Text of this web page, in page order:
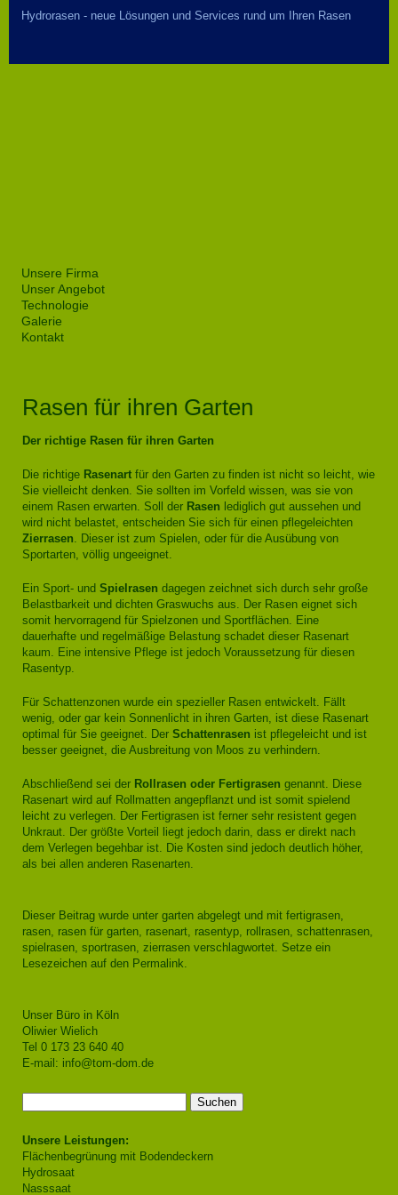
Hydrorasen - neue Lösungen und Services rund um Ihren Rasen
Unsere Firma
Unser Angebot
Technologie
Galerie
Kontakt
Rasen für ihren Garten
Der richtige Rasen für ihren Garten
Die richtige Rasenart für den Garten zu finden ist nicht so leicht, wie
Sie vielleicht denken. Sie sollten im Vorfeld wissen, was sie von
einem Rasen erwarten. Soll der Rasen lediglich gut aussehen und
wird nicht belastet, entscheiden Sie sich für einen pflegeleichten
Zierrasen. Dieser ist zum Spielen, oder für die Ausübung von
Sportarten, völlig ungeeignet.
Ein Sport- und Spielrasen dagegen zeichnet sich durch sehr große
Belastbarkeit und dichten Graswuchs aus. Der Rasen eignet sich
somit hervorragend für Spielzonen und Sportflächen. Eine
dauerhafte und regelmäßige Belastung schadet dieser Rasenart
kaum. Eine intensive Pflege ist jedoch Voraussetzung für diesen
Rasentyp.
Für Schattenzonen wurde ein spezieller Rasen entwickelt. Fällt
wenig, oder gar kein Sonnenlicht in ihren Garten, ist diese Rasenart
optimal für Sie geeignet. Der Schattenrasen ist pflegeleicht und ist
besser geeignet, die Ausbreitung von Moos zu verhindern.
Abschließend sei der Rollrasen oder Fertigrasen genannt. Diese
Rasenart wird auf Rollmatten angepflanzt und ist somit spielend
leicht zu verlegen. Der Fertigrasen ist ferner sehr resistent gegen
Unkraut. Der größte Vorteil liegt jedoch darin, dass er direkt nach
dem Verlegen begehbar ist. Die Kosten sind jedoch deutlich höher,
als bei allen anderen Rasenarten.
Dieser Beitrag wurde unter garten abgelegt und mit fertigrasen,
rasen, rasen für garten, rasenart, rasentyp, rollrasen, schattenrasen,
spielrasen, sportrasen, zierrasen verschlagwortet. Setze ein
Lesezeichen auf den Permalink.
Unser Büro in Köln
Oliwier Wielich
Tel 0 173 23 640 40
E-mail: info@tom-dom.de
nach:
Unsere Leistungen:
Flächenbegrünung mit Bodendeckern
Hydrosaat
Nasssaat